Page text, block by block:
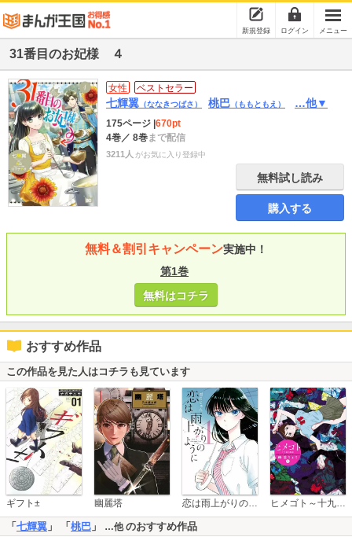
新規登録 ログイン メニュー
31番目のお妃様 ４
女性 ベストセラー
七輝翼 （ななきつばさ） 桃巴 （ももともえ） …他▼
175ページ 670pt
4巻／ 8巻まで配信
3211人 がお気に入り登録中
無料試し読み
購入する
無料＆割引キャンペーン実施中！
第1巻
無料はコチラ
おすすめ作品
この作品を見た人はコチラも見ています
ギフト± 幽麗塔 恋は雨上がりのように ヒメゴト～十九歳の制服～
「 七輝翼 」 「 桃巴 」 …他のおすすめ作品